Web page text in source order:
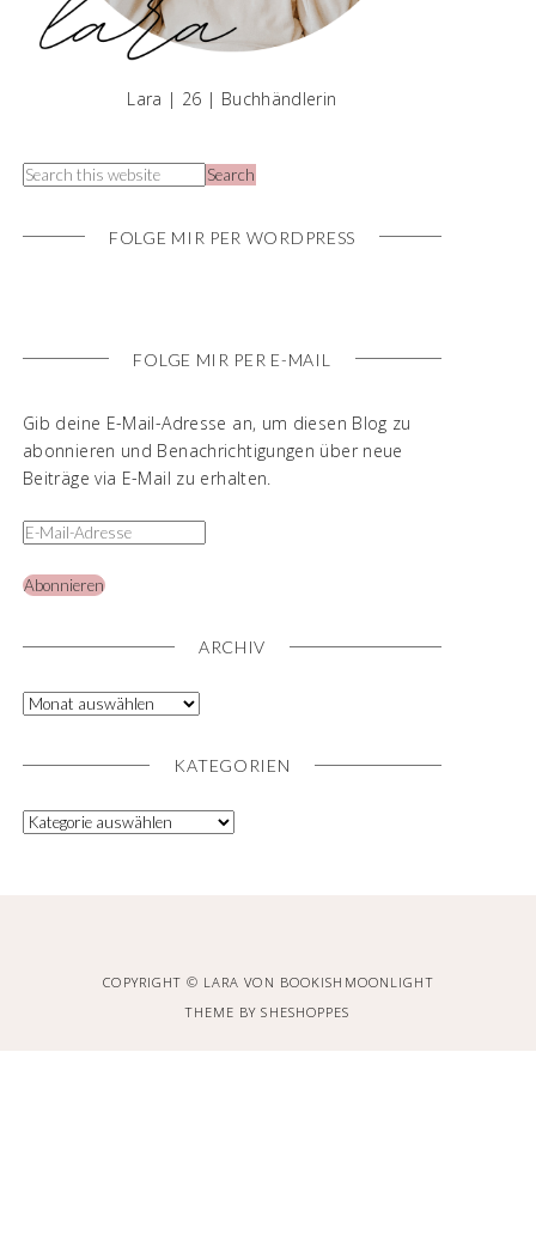
Lara | 26 | Buchhändlerin
FOLGE MIR PER WORDPRESS
FOLGE MIR PER E-MAIL
Gib deine E-Mail-Adresse an, um diesen Blog zu
abonnieren und Benachrichtigungen über neue
Beiträge via E-Mail zu erhalten.
Abonnieren
ARCHIV
KATEGORIEN
COPYRIGHT © LARA VON BOOKISHMOONLIGHT
THEME BYSHESHOPPES